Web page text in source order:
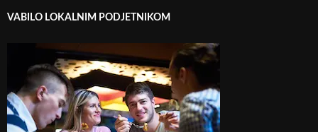
VABILO LOKALNIM PODJETNIKOM